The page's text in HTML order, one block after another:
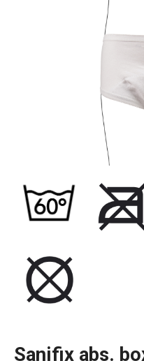
Sanifix abs.